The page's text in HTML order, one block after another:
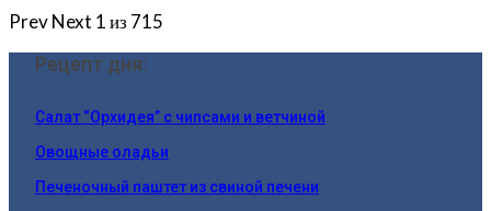
PrevNext 1 из 715
Рецепт дня:
Салат “Орхидея” с чипсами и ветчиной
Овощные оладьи
Печеночный паштет из свиной печени